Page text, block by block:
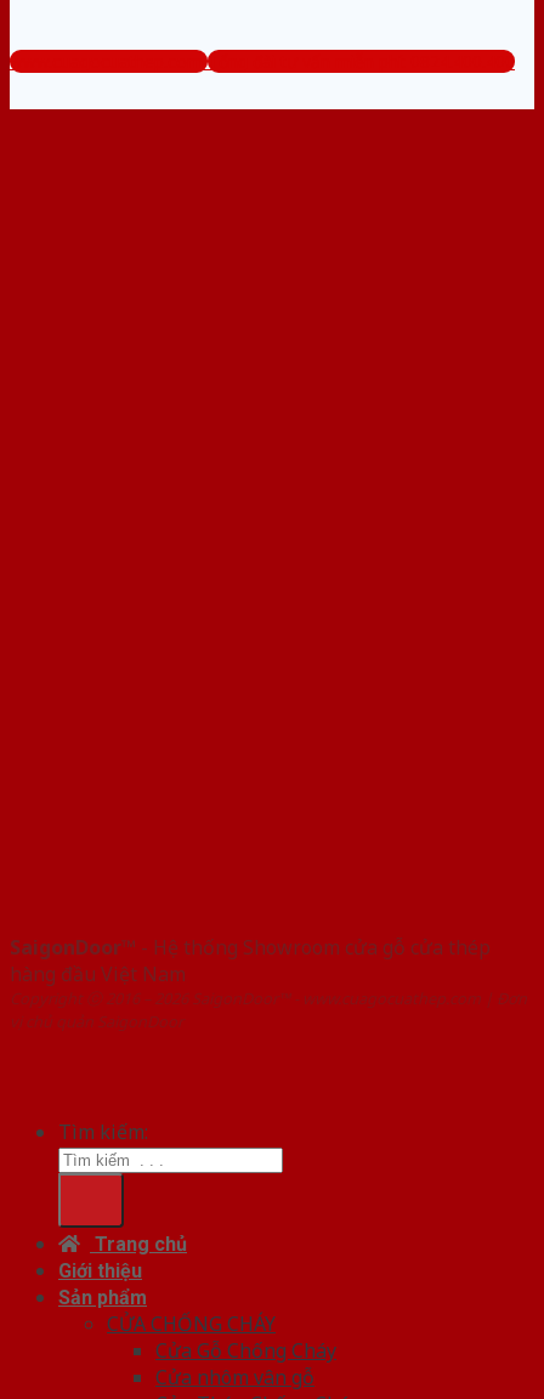
www.cuagocuathep.com Tổng đài tư vấn miễn phí: 0824.400.400
SaigonDoor™ - Hệ thống Showroom cửa gỗ cửa thép
hàng đầu Việt Nam
Copyright ⓒ 2016 – 2026 SaigonDoor™ - www.cuagocuathep.com | Đơn
vị chủ quản SaigonDoor
Tìm kiếm:
Trang chủ
Giới thiệu
Sản phẩm
CỬA CHỐNG CHÁY
Cửa Gỗ Chống Cháy
Cửa nhôm vân gỗ